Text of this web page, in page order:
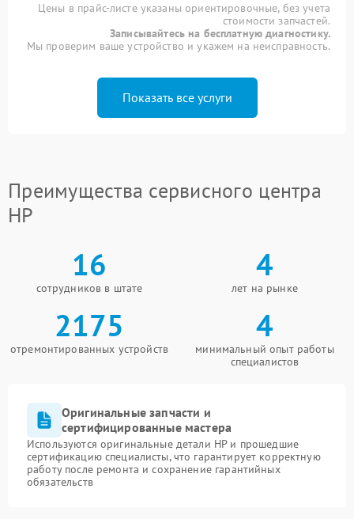
Цены в прайс-листе указаны ориентировочные, без учета
стоимости запчастей.
Записывайтесь на бесплатную диагностику.
Мы проверим ваше устройство и укажем на неисправность.
Показать все услуги
Преимущества сервисного центра
HP
16
сотрудников в штате
4
лет на рынке
2175
отремонтированных устройств
4
минимальный опыт работы
специалистов
Оригинальные запчасти и
сертифицированные мастера
Используются оригинальные детали HP и прошедшие
сертификацию специалисты, что гарантирует корректную
работу после ремонта и сохранение гарантийных
обязательств